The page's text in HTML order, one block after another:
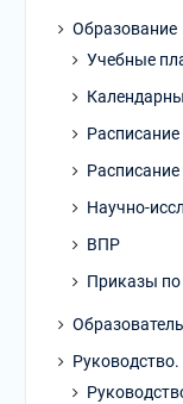
Образование
Учебные
Научно-
ВПР
Приказы по
Руководство.